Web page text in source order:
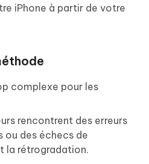
iPhone à partir de votre
complexe pour les
rencontrent des erreurs
ou des échecs de
la rétrogradation.